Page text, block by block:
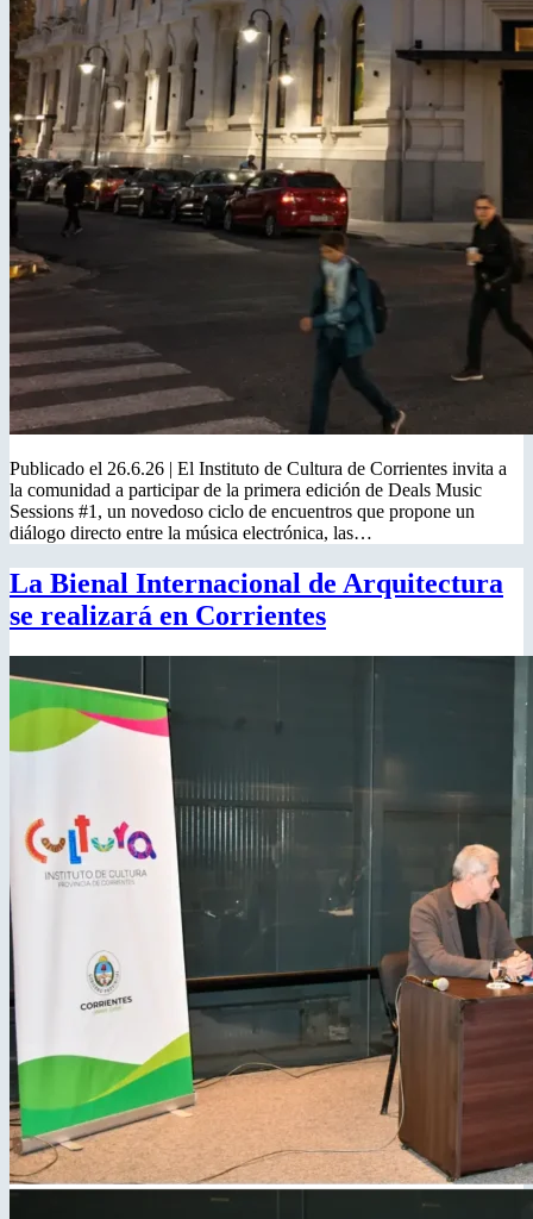
Publicado el 26.6.26 | El Instituto de Cultura de Corrientes invita a
la comunidad a participar de la primera edición de Deals Music
Sessions #1, un novedoso ciclo de encuentros que propone un
diálogo directo entre la música electrónica, las…
La Bienal Internacional de Arquitectura
se realizará en Corrientes